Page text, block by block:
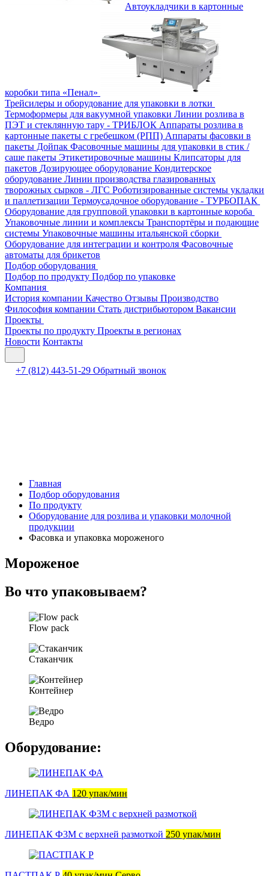
Автоукладчики в картонные
коробки типа «Пенал»
Трейсилеры и оборудование для упаковки в лотки
Термоформеры для вакуумной упаковки Линии розлива в
ПЭТ и стеклянную тару - ТРИБЛОК Аппараты розлива в
картонные пакеты с гребешком (РПП) Аппараты фасовки в
пакеты Дойпак Фасовочные машины для упаковки в стик /
саше пакеты Этикетировочные машины Клипсаторы для
пакетов Дозирующее оборудование Кондитерское
оборудование Линии производства глазированных
творожных сырков - ЛГС Роботизированные системы укладки
и паллетизации Термоусадочное оборудование - ТУРБОПАК
Оборудование для групповой упаковки в картонные короба
Упаковочные линии и комплексы Транспортёры и подающие
системы Упаковочные машины итальянской сборки
Оборудование для интеграции и контроля Фасовочные
автоматы для брикетов
Подбор оборудования
Подбор по продукту Подбор по упаковке
Компания
История компании Качество Отзывы Производство
Философия компании Стать дистрибьютором Вакансии
Проекты
Проекты по продукту Проекты в регионах
Новости Контакты
+7 (812) 443-51-29 Обратный звонок
Главная
Подбор оборудования
По продукту
Оборудование для розлива и упаковки молочной
продукции
Фасовка и упаковка мороженого
Мороженое
Во что упаковываем?
Flow pack
Стаканчик
Контейнер
Ведро
Оборудование:
ЛИНЕПАК ФА 120 упак/мин
ЛИНЕПАК Ф3M с верхней размоткой 250 упак/мин